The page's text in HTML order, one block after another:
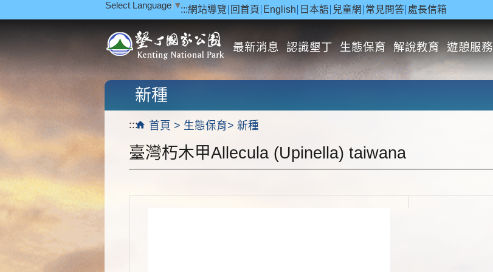
:::網站導覽 回首頁 English 日本語 兒童網 常見問答 處長信箱
Select Language ▼
最新消息 認識墾丁 生態保育 解說教育 遊憩服務
::: 首頁 生態保育 新種
新種
臺灣朽木甲Allecula (Upinella) taiwana